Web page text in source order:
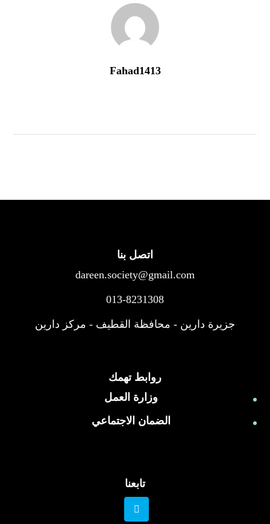
Fahad1413
اتصل بنا
dareen.society@gmail.com
013-8231308
جزيرة دارين - محافظة القطيف - مركز دارين
روابط تهمك
وزارة العمل
الضمان الاجتماعي
تابعنا